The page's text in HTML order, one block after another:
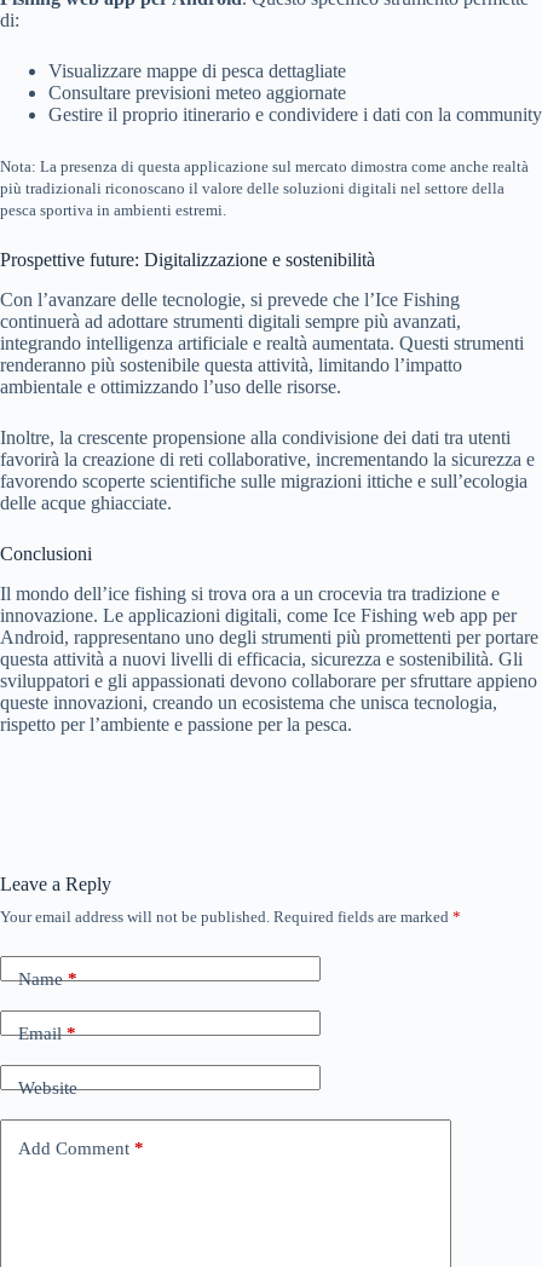
di:
Visualizzare mappe di pesca dettagliate
Consultare previsioni meteo aggiornate
Gestire il proprio itinerario e condividere i dati con la community
Nota: La presenza di questa applicazione sul mercato dimostra come anche realtà
più tradizionali riconoscano il valore delle soluzioni digitali nel settore della
pesca sportiva in ambienti estremi.
Prospettive future: Digitalizzazione e sostenibilità
Con l’avanzare delle tecnologie, si prevede che l’Ice Fishing
continuerà ad adottare strumenti digitali sempre più avanzati,
integrando intelligenza artificiale e realtà aumentata. Questi strumenti
renderanno più sostenibile questa attività, limitando l’impatto
ambientale e ottimizzando l’uso delle risorse.
Inoltre, la crescente propensione alla condivisione dei dati tra utenti
favorirà la creazione di reti collaborative, incrementando la sicurezza e
favorendo scoperte scientifiche sulle migrazioni ittiche e sull’ecologia
delle acque ghiacciate.
Conclusioni
Il mondo dell’ice fishing si trova ora a un crocevia tra tradizione e
innovazione. Le applicazioni digitali, come Ice Fishing web app per
Android, rappresentano uno degli strumenti più promettenti per portare
questa attività a nuovi livelli di efficacia, sicurezza e sostenibilità. Gli
sviluppatori e gli appassionati devono collaborare per sfruttare appieno
queste innovazioni, creando un ecosistema che unisca tecnologia,
rispetto per l’ambiente e passione per la pesca.
Leave a Reply
Your email address will not be published. Required fields are marked *
Name*
Email*
Website
Add Comment *